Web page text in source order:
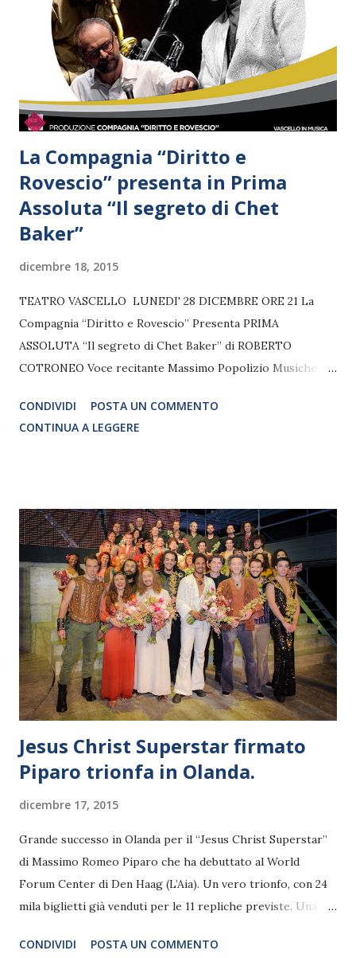
Ritratto di Signora è considerato uno dei massimi
capolavori letterari di Henry James. Nel 1996 è stato
trasportato sul grande schermo dalla regista neozelandese
Jane Campion con protagonisti Nicole ...
La Compagnia “Diritto e
Rovescio” presenta in Prima
Assoluta “Il segreto di Chet
Baker”
dicembre 18, 2015
TEATRO VASCELLO LUNEDI' 28 DICEMBRE ORE 21 La
Compagnia “Diritto e Rovescio” Presenta PRIMA
ASSOLUTA “Il segreto di Chet Baker” di ROBERTO
COTRONEO Voce recitante Massimo Popolizio Musiche
Pedroni Aiuto regia Simone Faucci - Assistenti : Elena
Stabile, Pamela Parafioriti Reading-concerto ispirato a
stata una messa in scena? Proprio vivo, e in Italia, e capace
di passeggiare, di tanto in tanto, per un reticolo di paesi
del Sud senza essere riconosciuto? Un vecchio, con una
ragnatela di rughe sul viso che sembravano un insieme di
tracce, di strade da percorrere?” Una serata che si
prefigge di offrire la magia dell’incontro tra la letteratura e
la musica. Un omaggio al grande Chet Baker con lo
straordinario interprete Massimo Popolizio e l’eclettico e
sensibile ...
CONDIVIDI
POSTA UN COMMENTO
CONTINUA A LEGGERE
Jesus Christ Superstar firmato
Piparo trionfa in Olanda.
dicembre 17, 2015
Grande successo in Olanda per il “Jesus Christ Superstar”
di Massimo Romeo Piparo che ha debuttato al World
Forum Center di Den Haag (L’Aia). Un vero trionfo, con 24
mila biglietti già venduti per le 11 repliche previste. Una
affollato di celebrità e tante telecamere e fotografi arrivati
CONDIVIDI POSTA UN COMMENTO